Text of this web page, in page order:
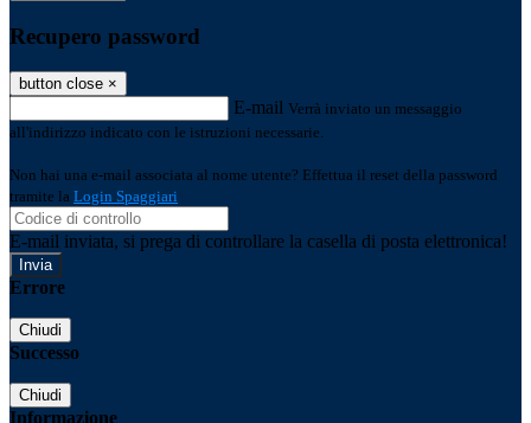
Recupero password
button close ×
E-mail Verrà inviato un messaggio
all'indirizzo indicato con le istruzioni necessarie.
Non hai una e-mail associata al nome utente? Effettua il reset della password
tramite la Login Spaggiari
E-mail inviata, si prega di controllare la casella di posta elettronica!
Errore
Chiudi
Successo
Chiudi
Informazione